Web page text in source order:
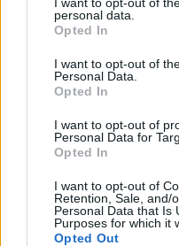
personal data.
Opted In
I want to opt-out of
Personal Data.
Opted In
I want to opt-out of
Personal Data for
Opted In
I want to opt-out of
Retention, Sale, and/
Personal Data that Is
Purposes for which it
Opted Out
Shtuarmë23.02.2022
Tags:
big brother vip 2
konfirmohet ,